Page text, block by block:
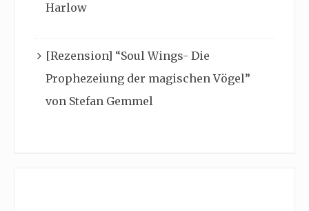
Harlow
[Rezension] “Soul Wings- Die
Prophezeiung der magischen Vögel”
von Stefan Gemmel